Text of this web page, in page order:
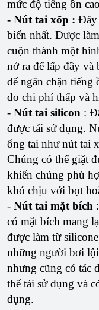
mức độ tiếng ồn
- Nút tai xốp : Đây
biến nhất. Được
cuộn thành một
nở ra để lấp đầy
để ngăn chặn tiếng
do chi phí thấp và
- Nút tai silicon :
được tái sử dụng.
ống tai như nút tai
Chúng có thể giặt
khiến chúng phù
khó chịu với bọt
- Nút tai mặt bích
có mặt bích mang
được làm từ
những người bơi
nhưng cũng có tác
thể tái sử dụng và
dụng.